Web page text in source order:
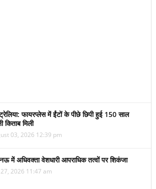
फायरप्लेस में ईंटों के पीछे छिपी हुई 150 साल
किताब मिली
03, 2026 12:39 pm
में अधिवक्ता वेशधारी आपराधिक तत्वों पर शिकंजा
27, 2026 11:47 am